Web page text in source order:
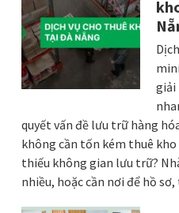
giải
quyết vấn đề lưu trữ hàng
không cần tốn kém thuê kho
thiếu không gian lưu trữ?
nhiều, hoặc cần nơi để hồ